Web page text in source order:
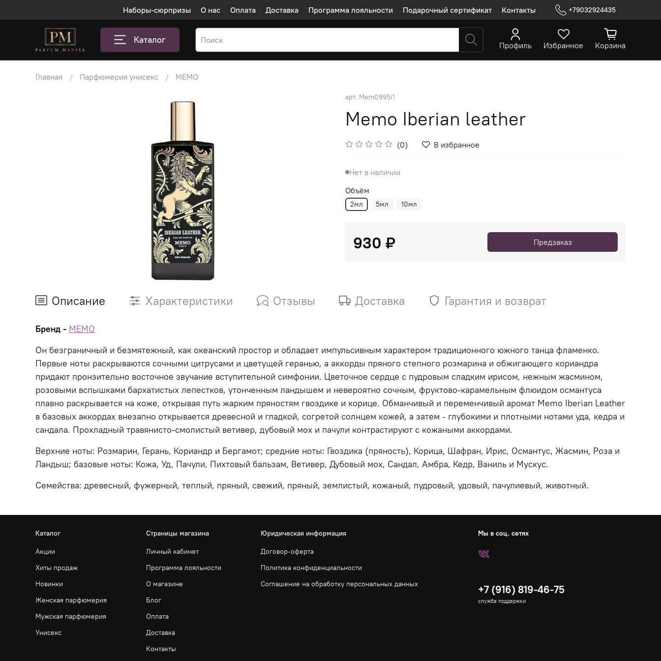
Наборы-сюрпризы О нас Оплата Доставка Программа лояльности Подарочный сертификат Контакты +79032924435
Каталог Профиль Избранное Корзина
Главная Парфюмерия унисекс MEMO
арт. Mem0995i1
Memo Iberian leather
(0) В избранное
Нет в наличии
Объём
2мл 5мл 10мл
930 ₽ Предзаказ
Описание Характеристики Отзывы Доставка Гарантия и возврат
Бренд - MEMO
Он безграничный и безмятежный, как океанский простор и обладает импульсивным характером традиционного южного танца фламенко.
Первые ноты раскрываются сочными цитрусами и цветущей геранью, а аккорды пряного степного розмарина и обжигающего кориандра
придают пронзительно восточное звучание вступительной симфонии. Цветочное сердце с пудровым сладким ирисом, нежным жасмином,
розовыми вспышками бархатистых лепестков, утонченным ландышем и невероятно сочным, фруктово-карамельным флюидом османтуса
плавно раскрывается на коже, открывая путь жарким пряностям гвоздике и корице. Обманчивый и переменчивый аромат Memo Iberian Leather
в базовых аккордах внезапно открывается древесной и гладкой, согретой солнцем кожей, а затем - глубокими и плотными нотами уда, кедра и
сандала. Прохладный травянисто-смолистый ветивер, дубовый мох и пачули контрастируют с кожаными аккордами.
Верхние ноты: Розмарин, Герань, Кориандр и Бергамот; средние ноты: Гвоздика (пряность), Корица, Шафран, Ирис, Османтус, Жасмин, Роза и
Ландыш; базовые ноты: Кожа, Уд, Пачули, Пихтовый бальзам, Ветивер, Дубовый мох, Сандал, Амбра, Кедр, Ваниль и Мускус.
Семейства: древесный, фужерный, теплый, пряный, свежий, пряный, землистый, кожаный, пудровый, удовый, пачулиевый, животный.
Каталог
Акции
Хиты продаж
Новинки
Женская парфюмерия
Мужская парфюмерия
Унисекс
Страницы магазина
Личный кабинет
Программа лояльности
О магазине
Блог
Оплата
Доставка
Контакты
Юридическая информация
Договор-оферта
Политика конфиденциальности
Соглашение на обработку персональных данных
Мы в соц. сетях
+7 (916) 819-46-75
служба поддержки